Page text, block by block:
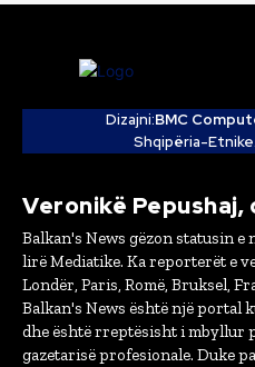
Dizajni:BMC
Shqipëria-
Veronikë
Balkan's News gëzon statusin e
lirë Mediatike. Ka reporterët e
Londër, Paris, Romë, Bruksel,
Balkan's News është një portal
dhe është rreptësisht i mbyllur
gazetarisë profesionale. Duke